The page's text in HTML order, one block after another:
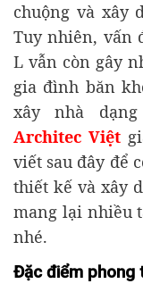
chuộng và xây
Tuy nhiên, vấn
L vẫn còn gây
gia đình băn
xây nhà
Architec Việt
viết sau đây để
thiết kế và xây
mang lại nhiều
nhé.
Đặc điểm phong